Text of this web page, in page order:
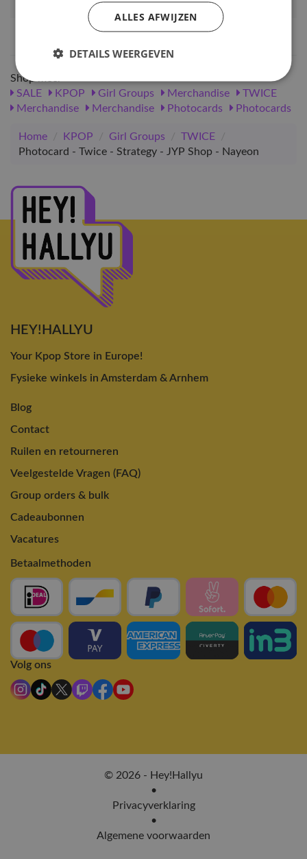
Artikelnummer
PC-TW-STG-JYP-NY
8340782424345
Shop meer
SALE
KPOP Girl Groups Merchandise
TWICE
Merchandise
Merchandise Photocards Photocards
Home / KPOP / Girl Groups / TWICE
/
Photocard - Twice - Strategy - JYP Shop - Nayeon
HEY!HALLYU
Your Kpop Store in Europe!
Fysieke winkels in Amsterdam & Arnhem
Blog
Contact
Ruilen en retourneren
Veelgestelde Vragen (FAQ)
Group orders & bulk
Cadeaubonnen
Vacatures
Betaalmethoden
Volg ons
© 2026 - Hey!Hallyu
•
Privacyverklaring
•
Algemene voorwaarden
ALLES AFWIJZEN
DETAILS WEERGEVEN